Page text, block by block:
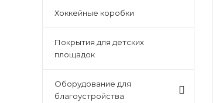
Хоккейные коробки
Покрытия для детских
площадок
Оборудование для
благоустройства